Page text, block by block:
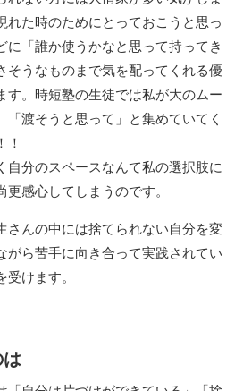
れた時のためにとっておこうと思っ
に「誰か使うかなと思って持ってき
そうなものまで気を配ってくれる優
す。時短塾の生徒では私が大のムー
「渡そうと思って」と集めていてく
！
自分のスペースなんて私の選択肢に
感心してしまうのです。
さんの中には捨てられない自分を変
がら苦手に向き合って実践されてい
けます。